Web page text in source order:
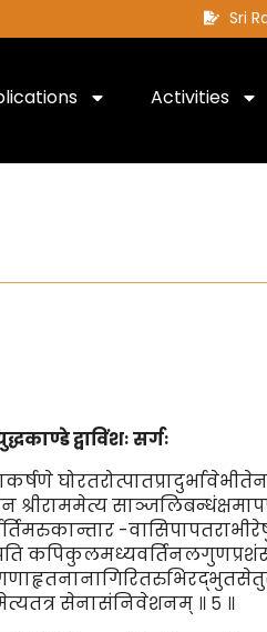
Sri
Activities
द्वाविंशःसर्गः
-
सेनासंनिवेशनम् ॥ ५ ॥